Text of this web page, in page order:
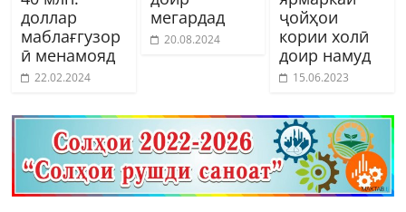
доллар
маблағгузор
ӣ менамояд
22.02.2024
мегардад
20.08.2024
ҷойҳои
кории холӣ
доир намуд
15.06.2023